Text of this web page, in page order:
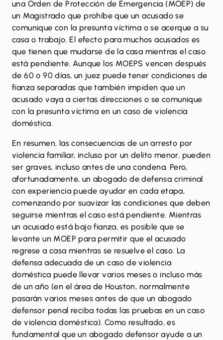
una Orden de Protección de Emergencia (MOEP) de
un Magistrado que prohíbe que un acusado se
comunique con la presunta víctima o se acerque a su
casa o trabajo. El efecto para muchos acusados ​​es
que tienen que mudarse de la casa mientras el caso
está pendiente. Aunque los MOEPS vencen después
de 60 o 90 días, un juez puede tener condiciones de
fianza separadas que también impiden que un
acusado vaya a ciertas direcciones o se comunique
con la presunta víctima en un caso de violencia
doméstica.
En resumen, las consecuencias de un arresto por
violencia familiar, incluso por un delito menor, pueden
ser graves, incluso antes de una condena. Pero,
afortunadamente, un abogado de defensa criminal
con experiencia puede ayudar en cada etapa,
comenzando por suavizar las condiciones que deben
seguirse mientras el caso está pendiente. Mientras
un acusado está bajo fianza, es posible que se
levante un MOEP para permitir que el acusado
regrese a casa mientras se resuelve el caso. La
defensa adecuada de un caso de violencia
doméstica puede llevar varios meses o incluso más
de un año (en el área de Houston, normalmente
pasarán varios meses antes de que un abogado
defensor penal reciba todas las pruebas en un caso
de violencia doméstica). Como resultado, es
fundamental que un abogado defensor ayude a un